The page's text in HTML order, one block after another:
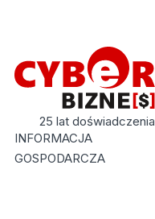
25 lat doświadczenia
INFORMACJA
GOSPODARCZA